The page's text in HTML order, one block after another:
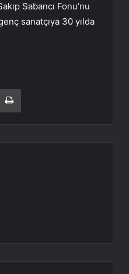
Sabancı Fonu’nu
sanatçıya 30 yılda
ile paylaş Yazdır